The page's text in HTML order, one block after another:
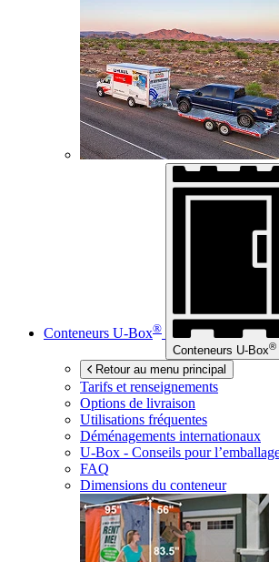
Conteneurs U-Box®
Conteneurs U-Box®
Retour au menu principal
Tarifs et renseignements
Options de livraison
Utilisations fréquentes
Déménagements internationaux
U-Box - Conseils pour
FAQ
Dimensions du conteneur